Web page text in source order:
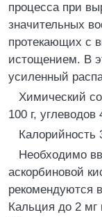
процесса при
значительных
протекающих с
истощением. В
усиленный
Химический
100 г, углеводов
Калорийность
Необходимо
аскорбиновой
рекомендуются
Кальция до 2 мг